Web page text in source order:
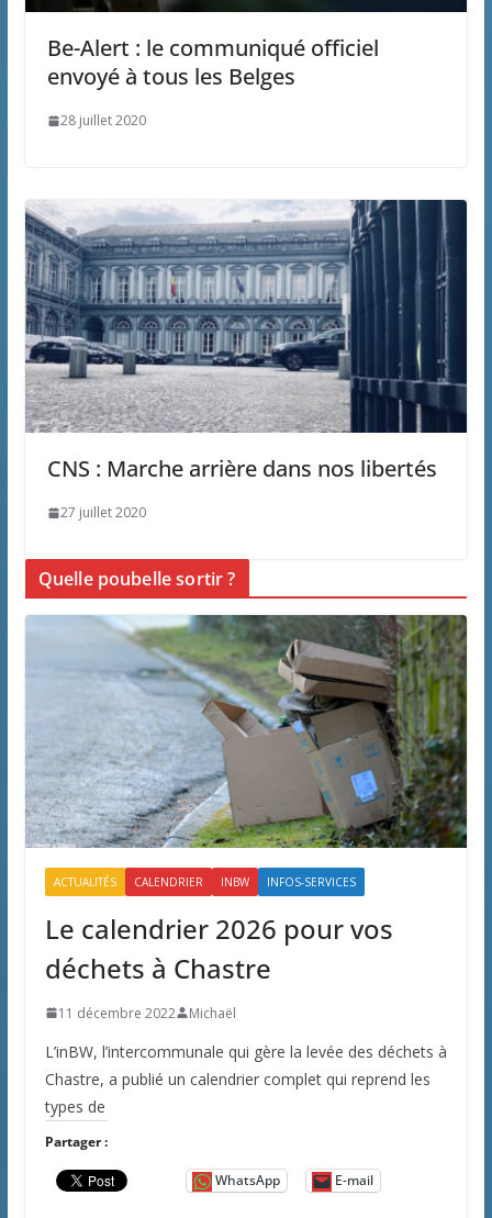
Be-Alert : le communiqué officiel
envoyé à tous les Belges
28 juillet 2020
CNS : Marche arrière dans nos libertés
27 juillet 2020
Quelle poubelle sortir ?
ACTUALITÉS CALENDRIER INBW INFOS-SERVICES
Le calendrier 2026 pour vos
déchets à Chastre
11 décembre 2022 Michaël
L’inBW, l’intercommunale qui gère la levée des déchets à
Chastre, a publié un calendrier complet qui reprend les
types de
Partager :
WhatsApp E-mail